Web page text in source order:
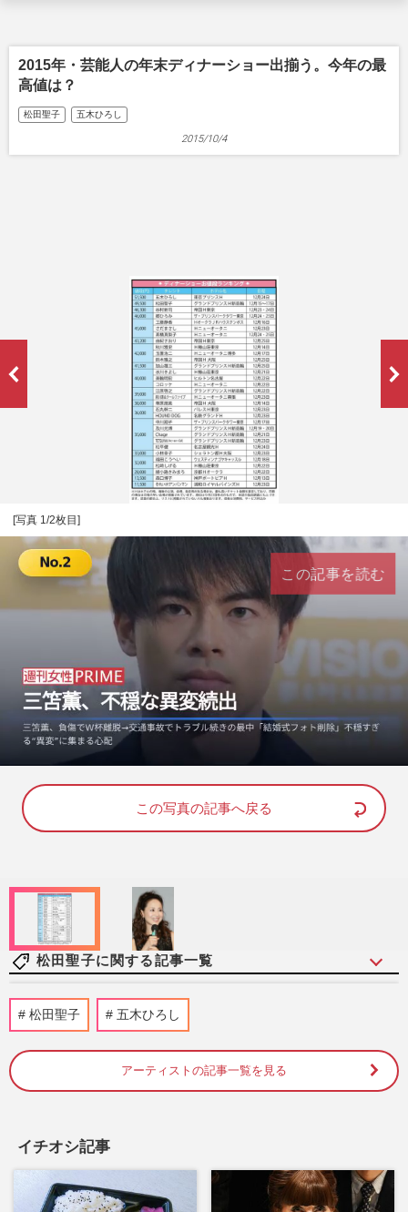
2015年・芸能人の年末ディナーショー出揃う。今年の最
高値は？
松田聖子 五木ひろし
2015/10/4
[写真 1/2枚目]
n
u
o
d
d
:
8
この記事を読む
この写真の記事へ戻る
松田聖子に関する記事一覧
渡辺満里奈「泣かされたこともあった」デ
ビュー40周年で明かしたとんねるず番組の
週刊女性2026年3月24日・31日号 2026/3/16
週刊女性2025年11月25日号 2025/11/15
松田聖子 五木ひろし
アーティストの記事一覧を見る
イチオシ記事